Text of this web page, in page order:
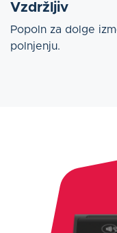
Vzdržljiv
Popoln za dolge
polnjenju.